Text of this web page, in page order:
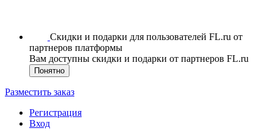
Скидки и подарки для пользователей FL.ru от
партнеров платформы
Вам доступны скидки и подарки от партнеров FL.ru
Понятно
Разместить заказ
Регистрация
Вход